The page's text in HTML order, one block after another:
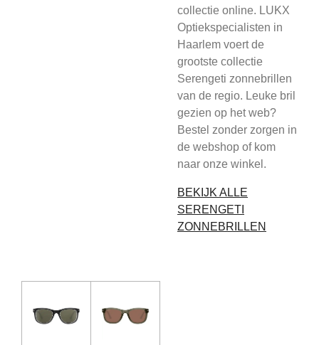
collectie online. LUKX
Optiekspecialisten in
Haarlem voert de
grootste collectie
Serengeti zonnebrillen
van de regio. Leuke bril
gezien op het web?
Bestel zonder zorgen in
de webshop of kom
naar onze winkel.
BEKIJK ALLE
SERENGETI
ZONNEBRILLEN